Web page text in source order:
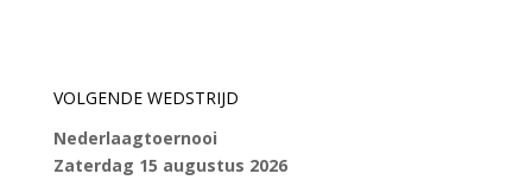
VOLGENDE WEDSTRIJD
Nederlaagtoernooi
Zaterdag 15 augustus 2026